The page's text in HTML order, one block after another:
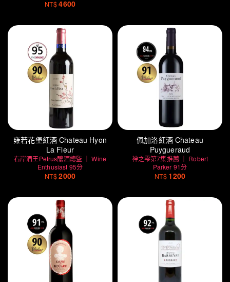
NT$4600
雍若花堡紅酒 Chateau Hyon
La Fleur
右岸酒王Petrus釀酒總監 ｜ Wine
Enthusiast 95分
NT$2000
佩加洛紅酒 Chateau
Puygueraud
神之雫第7集推薦 ｜ Robert
Parker 91分
NT$ 1200